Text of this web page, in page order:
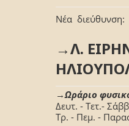
Νέα διεύθυνση:
→Λ.
→Ωράριο
Δευτ. - Τετ.-
Τρ. - Πεμ. -